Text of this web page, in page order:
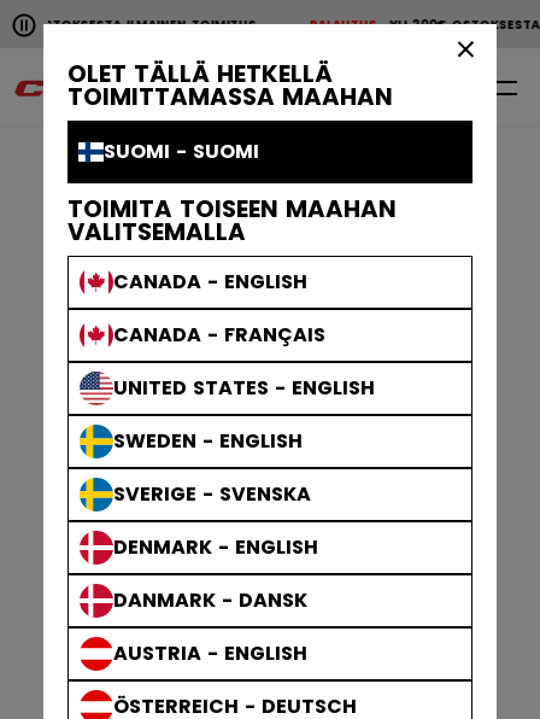
OLET TÄLLÄ HETKELLÄ
TOIMITTAMASSA MAAHAN
SUOMI - SUOMI
TOIMITA TOISEEN MAAHAN
VALITSEMALLA
CANADA - ENGLISH
CANADA - FRANÇAIS
UNITED STATES - ENGLISH
SWEDEN - ENGLISH
SVERIGE - SVENSKA
DENMARK - ENGLISH
DANMARK - DANSK
AUSTRIA - ENGLISH
ÖSTERREICH - DEUTSCH
Pause the horizontal scroll animation.
ILMAINEN TOIMITUSPALAUTUS YLI 200€ OSTOKSESTA
YLI 200€ OSTOKSESTA ILMAINEN TOIMITUS